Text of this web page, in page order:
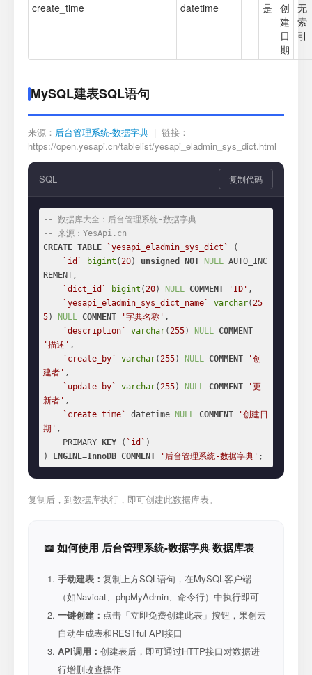
create_time
datetime 是 创
建
日
期
无
索
引
MySQL建表SQL语句
来源： 后台管理系统-数据字典 | 链接：
https://open.yesapi.cn/tablelist/yesapi_eladmin_sys_dict.html
SQL 复制代码
-- 数据库大全：后台管理系统-数据字典
-- 来源：YesApi.cn
CREATE TABLE `yesapi_eladmin_sys_dict`
(
`id`
bigint (20) unsigned NOT NULL AUTO_INC
REMENT,
`dict_id`
bigint (20) NULL COMMENT 'ID' ,
`yesapi_eladmin_sys_dict_name`
varchar(25
5) NULL COMMENT '字典名称' ,
`description`
varchar(255) NULL COMMENT
'描述' ,
`create_by`
varchar(255) NULL COMMENT
'创
建者' ,
`update_by`
varchar(255) NULL COMMENT
'更
新者' ,
`create_time`
datetime NULL COMMENT
'创建日
期' ,
    PRIMARY
KEY ( `id` )
)
ENGINE=InnoDB COMMENT '后台管理系统-数据字典' ;
复制后，到数据库执行，即可创建此数据库表。
📖 如何使用 后台管理系统-数据字典 数据库表
手动建表： 复制上方SQL语句，在MySQL客户端
（如Navicat、phpMyAdmin、命令行）中执行即可
一键创建： 点击「立即免费创建此表」按钮，果创云
自动生成表和RESTful API接口
API调用： 创建表后，即可通过HTTP接口对数据进
行增删改查操作